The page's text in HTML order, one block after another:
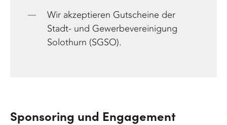
Wir akzeptieren Gutscheine der
Stadt- und Gewerbevereinigung
Solothurn (SGSO).
Sponsoring und Engagement